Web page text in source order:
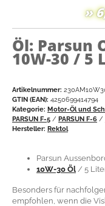
»
Öl: Parsun
10W-30 / 5
Artikelnummer:
GTIN (EAN): 4250699414794
Kategorie: Motor-Öl und
PARSUN F-5 / PARSUN F-6 /
Hersteller: Rektol
Parsun
10W-30 Öl / 5
Besonders für
empfohlen, wenn die